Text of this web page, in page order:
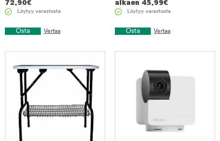
72,90€
Löytyy varastosta
Osta Vertaa
alkaen 45,99€
Löytyy varastosta
Osta Vertaa